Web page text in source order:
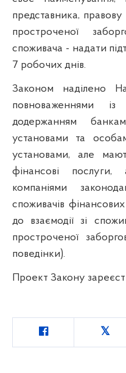
представника, правову
простроченої
споживача - надати
7 робочих днів.
Законом наділено
повноваженнями
додержанням
установами та
установами, але
фінансові
компаніями
споживачів
до взаємодії зі
простроченої
поведінки).
Проект Закону